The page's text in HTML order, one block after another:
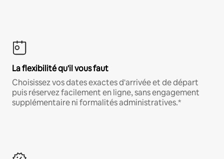
La flexibilité qu'il vous faut
Choisissez vos dates exactes d'arrivée et de départ
puis réservez facilement en ligne, sans engagement
supplémentaire ni formalités administratives.*